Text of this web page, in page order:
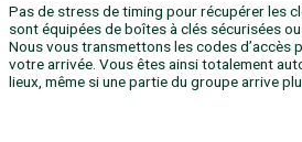
Pas de stress de timing pour récupérer les
sont équipées de boîtes à clés sécurisées
Nous vous transmettons les codes d’accès
votre arrivée. Vous êtes ainsi totalement
lieux, même si une partie du groupe arrive